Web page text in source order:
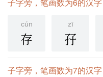
cún
存
zī
孖
子字旁，笔画数为7的汉字